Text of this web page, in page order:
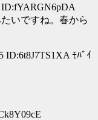
ID:fYARGN6pDA
いですね。春から
ID:6t8J7TS1XA ﾓﾊﾞｲ